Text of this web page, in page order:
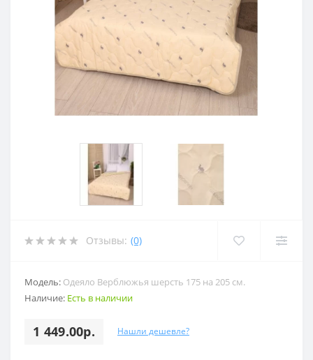
Отзывы: (0)
Модель: Одеяло Верблюжья шерсть 175 на 205 см.
Наличие: Есть в наличии
1 449.00р. Нашли дешевле?